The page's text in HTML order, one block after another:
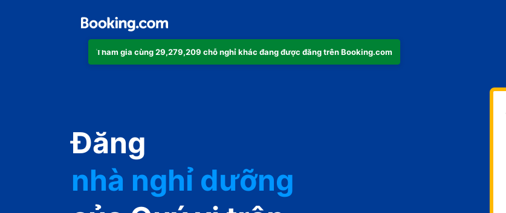
Tham gia cùng 29,279,209 chỗ nghỉ khác đang được đăng trên Booking.com
Đăng
khách sạn
nhà nghỉ dưỡng